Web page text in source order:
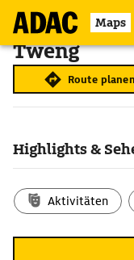
Maps
Tweng
Route planen
Highlights &
Aktivitäten